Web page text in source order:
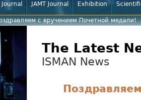
JAMT Journal Exhibition
с вручением Почетной медали!
The Latest
ISMAN News